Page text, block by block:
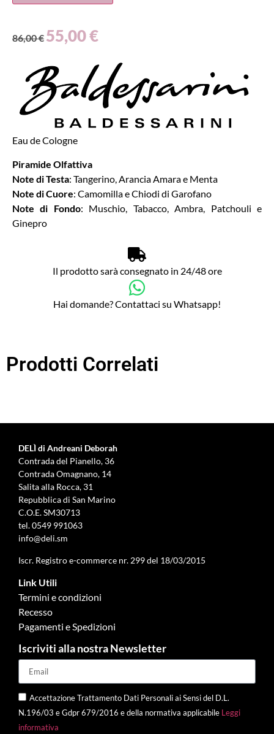
86,00€ 55,00€
Eau de Cologne
Piramide Olfattiva
Note di Testa: Tangerino, Arancia Amara e Menta
Note di Cuore: Camomilla e Chiodi di Garofano
Note di Fondo: Muschio, Tabacco, Ambra, Patchouli e
Ginepro
Il prodotto sarà consegnato in 24/48 ore
Hai domande? Contattaci su Whatsapp!
Prodotti Correlati
DELÌ di Andreani Deborah
Contrada del Pianello, 36
Contrada Omagnano, 14
Salita alla Rocca, 31
Repubblica di San Marino
C.O.E. SM30713
tel.0549 991063
info@deli.sm
Iscr. Registro e-commerce nr. 299 del 18/03/2015
Link Utili
Termini e condizioni
Recesso
Pagamenti e Spedizioni
Iscriviti alla nostra Newsletter
Accettazione Trattamento Dati Personali ai Sensi del D.L.
N.196/03 e Gdpr 679/2016 e della normativa applicabile Leggi
informativa